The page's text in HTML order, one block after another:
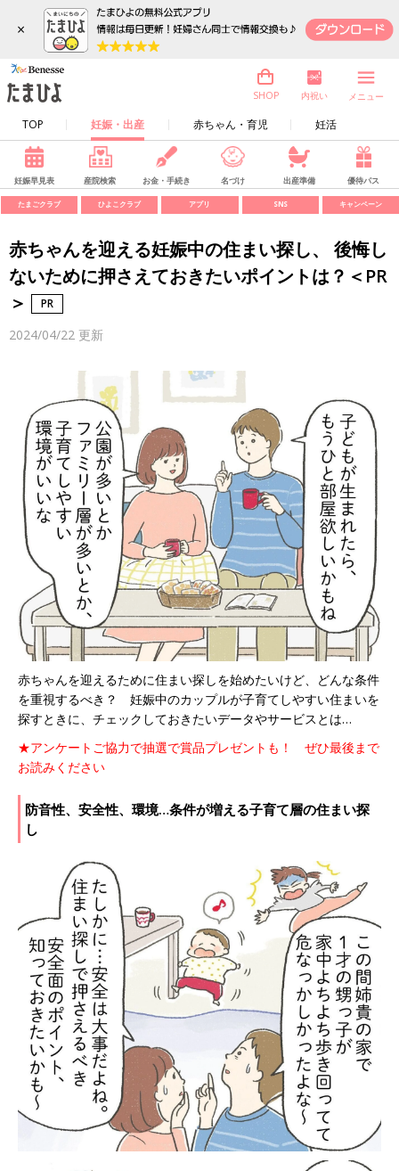
×
TOP 妊娠・出産 赤ちゃん・育児 妊活
SHOP 内祝い メニュー
妊娠早見表 産院検索 お金・手続き 名づけ 出産準備 優待パス
たまごクラブ ひよこクラブ アプリ SNS キャンペーン
赤ちゃんを迎える妊娠中の住まい探し、 後悔し
ないために押さえておきたいポイントは？＜PR
＞
2024/04/22 更新
赤ちゃんを迎えるために住まい探しを始めたいけど、どんな条件
を重視するべき？ 妊娠中のカップルが子育てしやすい住まいを
探すときに、チェックしておきたいデータやサービスとは…
★アンケートご協力で抽選で賞品プレゼントも！ ぜひ最後まで
お読みください
防音性、安全性、環境…条件が増える子育て層の住まい探
し